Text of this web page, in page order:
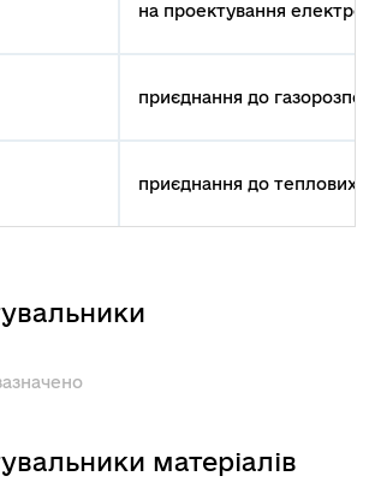
на проектування
приєднання до
приєднання до теплових
матеріалів